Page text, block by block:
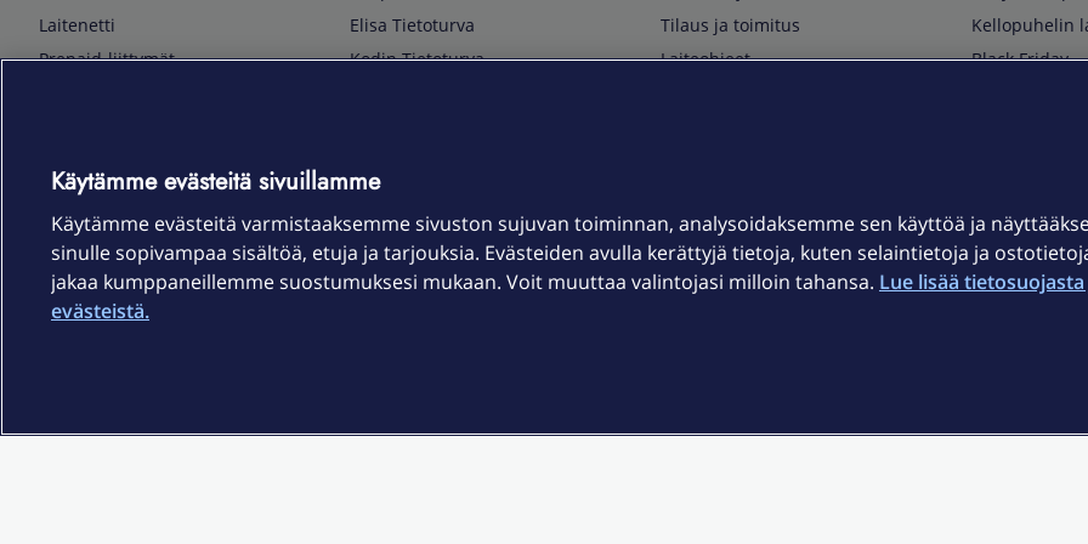
Laitenetti
Prepaid-liittymät
TV & audio
Kodinkoneet
Kamerat ja dronet
Kellot ja rannekkeet
Elisa Tietoturva
Kodin Tietoturva
Elisa Kotiverkko
Elisa Pilvilinna
Elisa Laiteturva
Elisa Rinnakkaisliittymät
Tilaus ja toimitus
Laiteohjeet
Kuuluvuuskartta
Asiakastiedotteet
OmaElisa-sovellus
Kellopuhelin
Black Friday
Käytämme evästeitä sivuillamme
Käytämme evästeitä varmistaaksemme sivuston sujuvan toiminnan, analysoidaksemme sen käyttöä ja
sinulle sopivampaa sisältöä, etuja ja tarjouksia. Evästeiden avulla kerättyjä tietoja, kuten selaintietoja ja
jakaa kumppaneillemme suostumuksesi mukaan. Voit muuttaa valintojasi milloin tahansa. Lue lisää tietosuojasta
evästeistä.